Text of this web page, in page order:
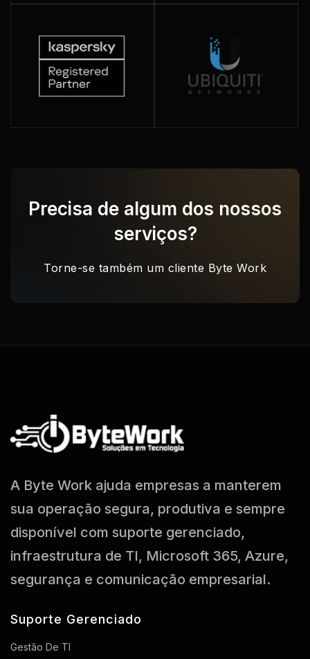
Precisa de algum dos nossos
serviços?
Torne-se também um cliente Byte Work
A Byte Work ajuda empresas a manterem
sua operação segura, produtiva e sempre
disponível com suporte gerenciado,
infraestrutura de TI, Microsoft 365, Azure,
segurança e comunicação empresarial.
Suporte Gerenciado
Gestão De TI